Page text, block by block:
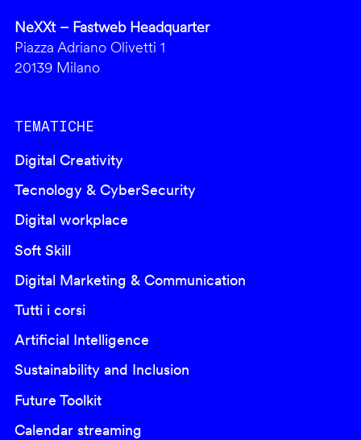
NeXXt – Fastweb Headquarter
Piazza Adriano Olivetti 1
20139 Milano
TEMATICHE
Digital Creativity
Tecnology & CyberSecurity
Digital workplace
Soft Skill
Digital Marketing & Communication
Tutti i corsi
Artificial Intelligence
Sustainability and Inclusion
Future Toolkit
Calendar streaming